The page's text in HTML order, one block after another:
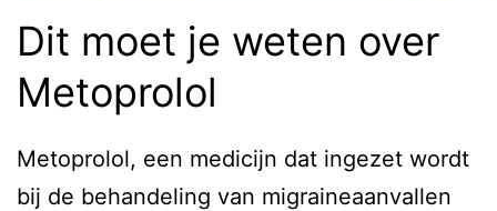
Dit moet je weten over
Metoprolol
Metoprolol, een medicijn dat ingezet wordt
bij de behandeling van migraineaanvallen